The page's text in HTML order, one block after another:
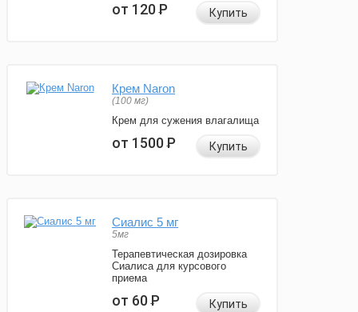
от 120Р Купить
Крем Naron
(100 мг)
Крем для сужения влагалища
от 1500Р Купить
Сиалис 5 мг
5мг
Терапевтическая дозировка
Сиалиса для курсового
приема
от 60Р Купить